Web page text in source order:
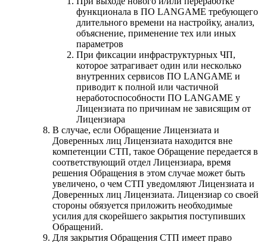
функционала в ПО LANGAME требующего
длительного времени на настройку, анализ,
объяснение, применение тех или иных
параметров
При фиксации инфраструктурных ЧП,
которое затрагивает один или несколько
внутренних сервисов ПО LANGAME и
приводит к полной или частичной
неработоспособности ПО LANGAME у
Лицензиата по причинам не зависящим от
Лицензиара
В случае, если Обращение Лицензиата и
Доверенных лиц Лицензиата находится вне
компетенции СТП, такое Обращение передается в
соответствующий отдел Лицензиара, время
решения Обращения в этом случае может быть
увеличено, о чем СТП уведомляют Лицензиата и
Доверенных лиц Лицензиата. Лицензиар со своей
стороны обязуется приложить необходимые
усилия для скорейшего закрытия поступивших
Обращений.
Для закрытия Обращения СТП имеет право